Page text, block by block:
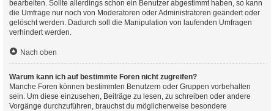
bearbeiten. Sollte allerdings schon ein Benutzer abgestimmt haben, so kann
die Umfrage nur noch von Moderatoren oder Administratoren geändert oder
gelöscht werden. Dadurch soll die Manipulation von laufenden Umfragen
verhindert werden.
Nach oben
Warum kann ich auf bestimmte Foren nicht zugreifen?
Manche Foren können bestimmten Benutzern oder Gruppen vorbehalten
sein. Um diese einzusehen, Beiträge zu lesen, zu schreiben oder andere
Vorgänge durchzuführen, brauchst du möglicherweise besondere